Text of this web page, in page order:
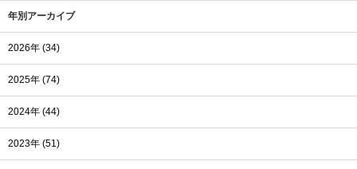
年別アーカイブ
2026年 (34)
2025年 (74)
2024年 (44)
2023年 (51)